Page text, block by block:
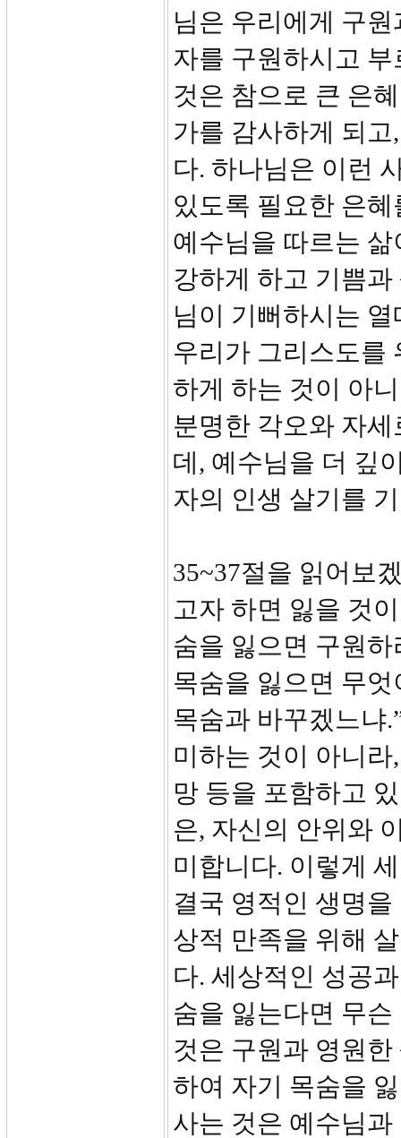
님은 우리에게 구
자를 구원하시고
것은 참으로 큰 은
가를 감사하게 되
다. 하나님은 이런
있도록 필요한 은
예수님을 따르는
강하게 하고 기쁨
님이 기뻐하시는
우리가 그리스도를
하게 하는 것이 아
분명한 각오와 자
데, 예수님을 더 깊
자의 인생 살기를
35~37절을 읽어보
고자 하면 잃을 것
숨을 잃으면 구원
목숨을 잃으면 무
목숨과 바꾸겠느냐
미하는 것이 아니
망 등을 포함하고
은, 자신의 안위와
미합니다. 이렇게
결국 영적인 생명
상적 만족을 위해
다. 세상적인 성공
숨을 잃는다면 무
것은 구원과 영원
하여 자기 목숨을
사는 것은 예수님